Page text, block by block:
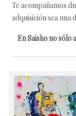
Te acompañamos
adquisición sea una
En Saisho no